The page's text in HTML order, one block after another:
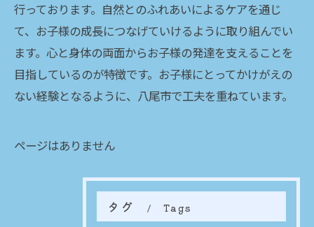
行っております。自然とのふれあいによるケアを通じ
て、お子様の成長につなげていけるように取り組んでい
ます。心と身体の両面からお子様の発達を支えることを
目指しているのが特徴です。お子様にとってかけがえの
ない経験となるように、八尾市で工夫を重ねています。
ページはありません
タグ Tags